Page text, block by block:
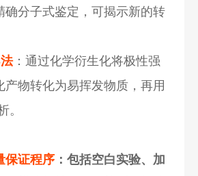
确分子式鉴定，可揭示新的转
：通过化学衍生化将极性强
产物转化为易挥发物质，再用
。
保证程序 ：包括空白实验、加